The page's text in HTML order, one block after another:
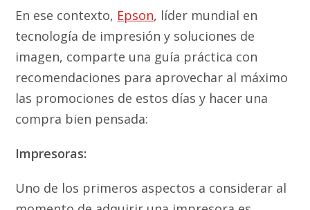
En ese contexto, Epson, líder mundial en
tecnología de impresión y soluciones de
imagen, comparte una guía práctica con
recomendaciones para aprovechar al máximo
las promociones de estos días y hacer una
compra bien pensada:
Impresoras:
Uno de los primeros aspectos a considerar al